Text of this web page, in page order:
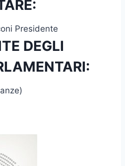
Presidente
DEGLI